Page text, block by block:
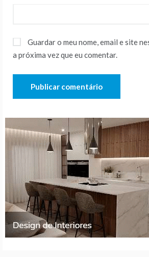
Guardar o meu nome, email e site
a próxima vez que eu comentar.